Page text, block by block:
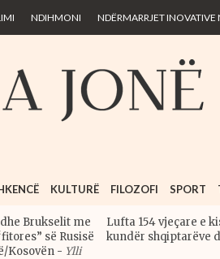
NDIHMONI NDËRMARRJET INOVATIVE
KULTURË FILOZOFI SPORT
Brukselit me
së Rusisë
Kosovën - Ylli
Lufta 154 vjeçare e
kundër shqiptarëve